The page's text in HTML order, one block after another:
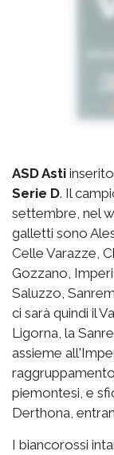
ASD Asti
Serie D. Il
settembre, nel
galletti sono
Celle Varazze,
Gozzano,
Saluzzo,
ci sarà quindi il
Ligorna, la
assieme
piemontesi, e
Derthona,
I biancorossi